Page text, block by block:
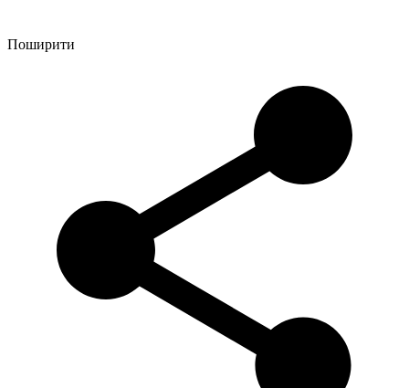
Поширити